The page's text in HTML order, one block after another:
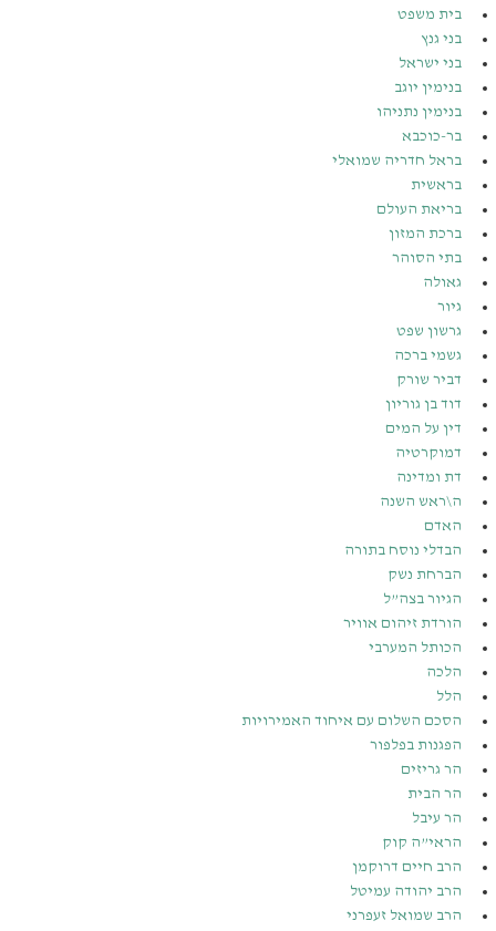
בית משפט
בני גנץ
בני ישראל
בנימין יוגב
בנימין נתניהו
בר-כוכבא
בראל חדריה שמואלי
בראשית
בריאת העולם
ברכת המזון
בתי הסוהר
גאולה
גיור
גרשון שפט
גשמי ברכה
דביר שורק
דוד בן גוריון
דין על המים
דמוקרטיה
דת ומדינה
ה\ראש השנה
האדם
הבדלי נוסח בתורה
הברחת נשק
הגיור בצה”ל
הורדת זיהום אוויר
הכותל המערבי
הלכה
הלל
הסכם השלום עם איחוד האמירויות
הפגנות בפלפור
הר גריזים
הר הבית
הר עיבל
הראי”ה קוק
הרב חיים דרוקמן
הרב יהודה עמיטל
הרב שמואל זעפרני